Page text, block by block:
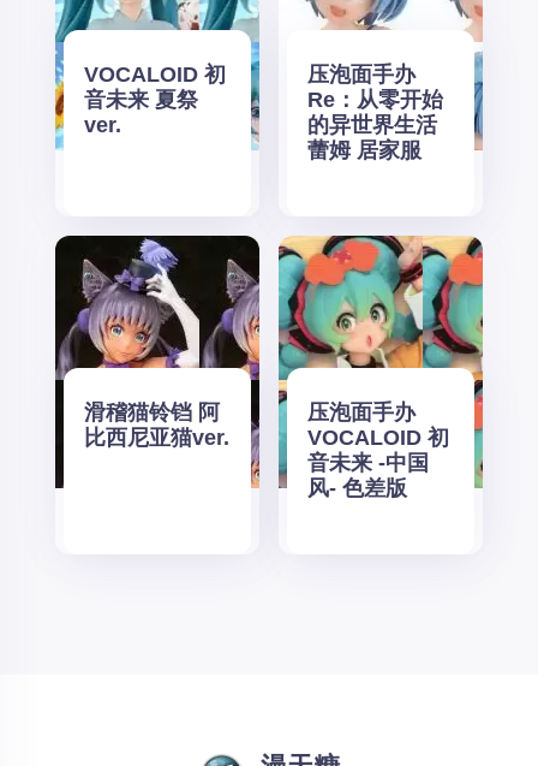
VOCALOID 初
音未来 夏祭
ver.
压泡面手办
Re：从零开始
的异世界生活
蕾姆 居家服
滑稽猫铃铛 阿
比西尼亚猫ver.
压泡面手办
VOCALOID 初
音未来 -中国
风- 色差版